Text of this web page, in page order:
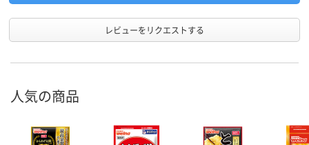
レビューをリクエストする
人気の商品